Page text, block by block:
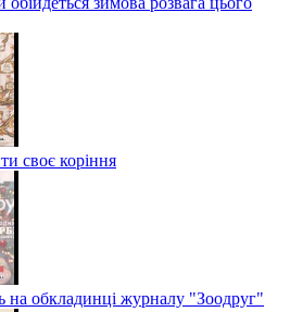
своє коріння
на обкладинці журналу "Зоодруг"